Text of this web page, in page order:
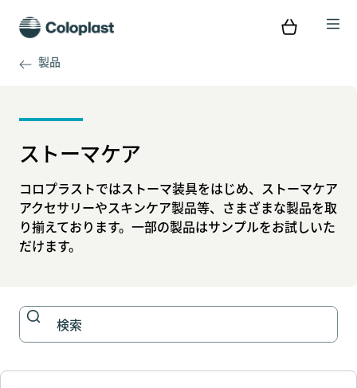
製品
ストーマケア
コロプラストではストーマ装具をはじめ、ストーマケア
アクセサリーやスキンケア製品等、さまざまな製品を取
り揃えております。一部の製品はサンプルをお試しいた
だけます。